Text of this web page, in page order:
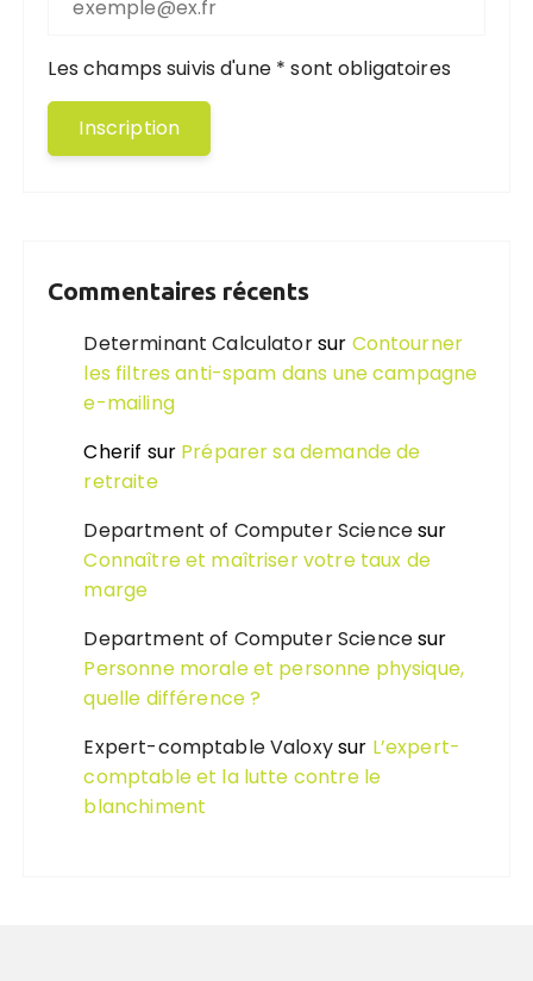
Les champs suivis d'une * sont obligatoires
Commentaires récents
Determinant Calculatorsur Contourner
les filtres anti-spam dans une campagne
e-mailing
Cherif sur Préparer sa demande de
retraite
Department of Computer Sciencesur
Connaître et maîtriser votre taux de
marge
Department of Computer Sciencesur
Personne morale et personne physique,
quelle différence ?
Expert-comptable Valoxysur L’expert-
comptable et la lutte contre le
blanchiment